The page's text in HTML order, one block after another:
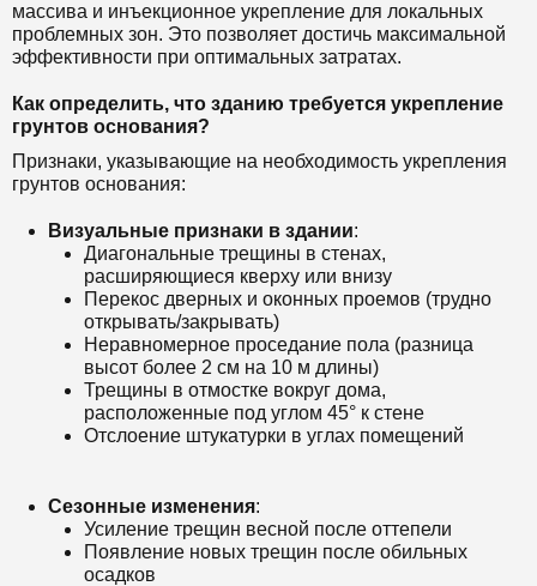
массива и инъекционное укрепление для локальных
проблемных зон. Это позволяет достичь максимальной
эффективности при оптимальных затратах.
Как определить, что зданию требуется укрепление
грунтов основания?
Признаки, указывающие на необходимость укрепления
грунтов основания:
Визуальные признаки в здании:
Диагональные трещины в стенах,
расширяющиеся кверху или внизу
Перекос дверных и оконных проемов (трудно
открывать/закрывать)
Неравномерное проседание пола (разница
высот более 2 см на 10 м длины)
Трещины в отмостке вокруг дома,
расположенные под углом 45° к стене
Отслоение штукатурки в углах помещений
Сезонные изменения:
Усиление трещин весной после оттепели
Появление новых трещин после обильных
осадков